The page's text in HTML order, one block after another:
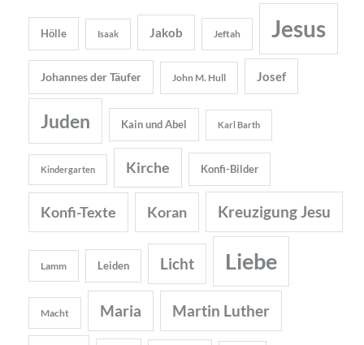
Hölle Isaak Jakob Jeftah Jesus
Johannes der Täufer John M. Hull Josef
Juden Kain und Abel Karl Barth
Kindergarten Kirche Konfi-Bilder
Konfi-Texte Koran Kreuzigung Jesu
Lamm Leiden Licht Liebe
Macht Maria Martin Luther